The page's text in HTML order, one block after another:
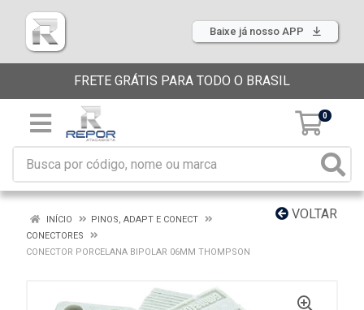
Baixe já nosso APP
FRETE GRÁTIS PARA TODO O BRASIL
0
VOLTAR
INÍCIO
PINOS, ADAPT E CONECT
CONECTORES
CONECTOR PORCELANA BIPOLAR 06MM THOMPSON